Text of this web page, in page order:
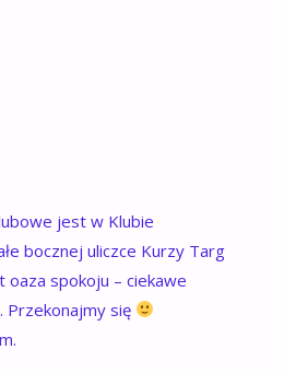
jest w Klubie
bocznej uliczce Kurzy Targ
oaza spokoju – ciekawe
Przekonajmy się